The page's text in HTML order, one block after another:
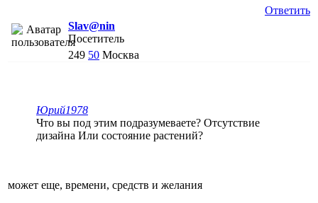
Ответить
Slav@nin
Посетитель
249 50 Москва
Юрий1978
Что вы под этим подразумеваете? Отсутствие
дизайна Или состояние растений?
может еще, времени, средств и желания